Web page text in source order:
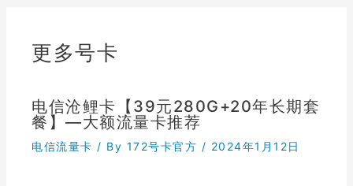
更多号卡
电信沧鲤卡【39元280G+20年长期套
餐】—大额流量卡推荐
电信流量卡 / By 172号卡官方 / 2024年1月12日